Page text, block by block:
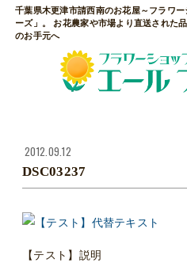
千葉県木更津市請西南のお花屋～フラワ
ーズ」。 お花農家や市場より直送された
のお手元へ
2012.09.12
DSC03237
【テスト】説明